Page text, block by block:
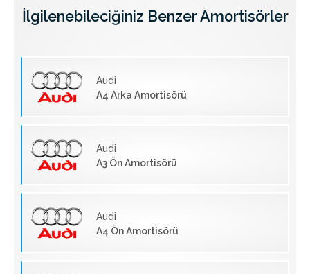
İlgilenebileciğiniz Benzer Amortisörler
Audi
A4 Arka Amortisörü
Audi
A3 Ön Amortisörü
Audi
A4 Ön Amortisörü